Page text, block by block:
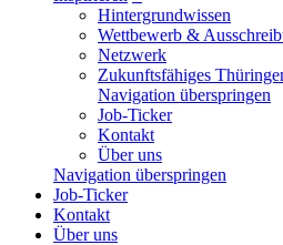
Hintergrundwissen
Wettbewerb &
Netzwerk
Zukunftsfähiges
Navigation überspringen
Job-Ticker
Kontakt
Über uns
Navigation überspringen
Job-Ticker
Kontakt
Über uns